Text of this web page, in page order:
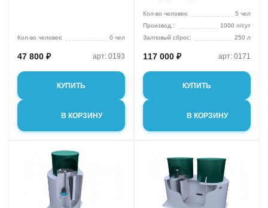
Кол-во человек: 0 чел
47 800 ₽ арт: 0193
КУПИТЬ
В КОРЗИНУ
Кол-во человек:
5 чел
1000 л/сут
Залповый сброс:
250 л
117 000 ₽ арт: 0171
КУПИТЬ
В КОРЗИНУ